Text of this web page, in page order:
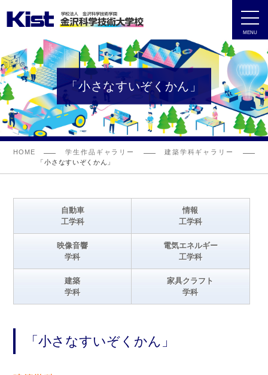
MENU
「小さなすいぞくかん」
HOME 学生作品ギャラリー
建築学科ギャラリー
「小さなすいぞくかん」
自動車
工学科
情報
工学科
映像音響
学科
電気エネルギー
工学科
建築
学科
家具クラフト
学科
「小さなすいぞくかん」